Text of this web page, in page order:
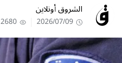
الشروق أونلاين
2026/07/09
2680